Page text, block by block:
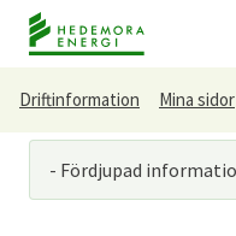
Driftinformation Mina sidor
Du är här